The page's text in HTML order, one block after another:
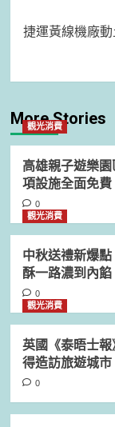
捷運黃線機廠
More Stories
觀光消費
高雄親子遊樂
項設施全面免
0
觀光消費
中秋送禮新爆
酥一路濃到內餡
0
觀光消費
英國《泰晤士
得造訪旅遊城市
0